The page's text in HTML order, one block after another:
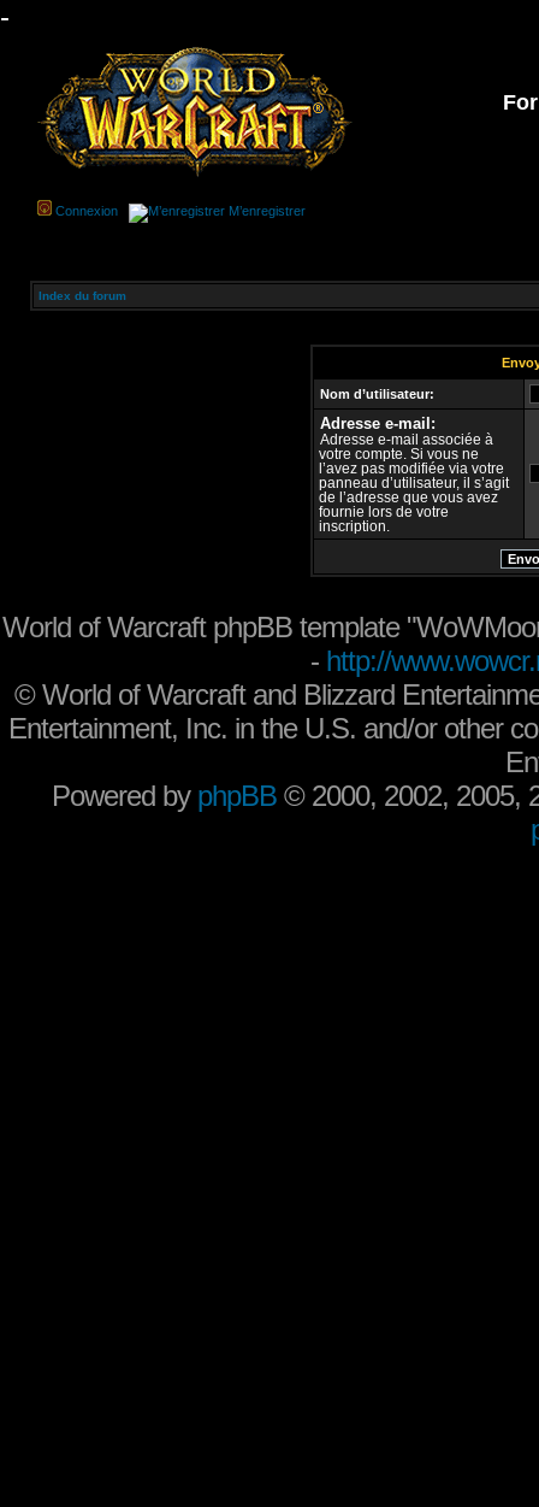
-
Connexion M’enregistrer
Index du forum
Nom d’utilisateur:
Adresse e-mail:
Adresse e-mail associée à
votre compte. Si vous ne
l’avez pas modifiée via votre
panneau d’utilisateur, il s’agit
de l’adresse que vous avez
fournie lors de votre
inscription.
World of Warcraft phpBB template
- http://
©World of Warcraft and Blizzard
Entertainment, Inc. in the U.S. and/or other
Powered by phpBB © 2000, 2002, 2005,